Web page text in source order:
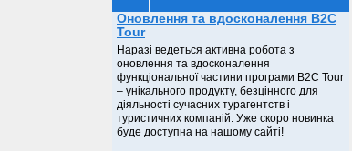
Оновлення та вдосконалення B2C
Tour
Наразі ведеться активна робота з
оновлення та вдосконалення
функціональної частини програми B2C Tour
– унікального продукту, безцінного для
діяльності сучасних турагентств і
туристичних компаній. Уже скоро новинка
буде доступна на нашому сайті!